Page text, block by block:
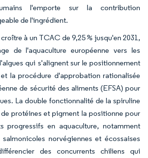
l'emporte sur la contribution
de l'ingrédient.
à un TCAC de 9,25 % jusqu'en 2031,
de l'aquaculture européenne vers les
qui s'alignent sur le positionnement
la procédure d'approbation rationalisée
de sécurité des aliments (EFSA) pour
La double fonctionnalité de la spiruline
protéines et pigment la positionne pour
progressifs en aquaculture, notamment
norvégiennes et écossaises
des concurrents chiliens qui